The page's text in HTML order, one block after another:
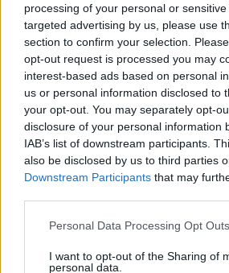
processing of your personal or
targeted advertising by us, please use
section to confirm your selection.
opt-out request is processed you may
interest-based ads based on personal
us or personal information disclosed to
your opt-out. You may separately opt-
disclosure of your personal information
IAB’s list of downstream participants.
also be disclosed by us to third parties
Downstream Participants that may
Personal Data Processing Opt Outs
I want to opt-out of the Sharing of
personal data.
Schauspieler/inJeffrey Dean
Jeffrey Dean Morgan
Sender
Uhrzeit
Sparte
Do
13.8.
Fall - Fear Reaches New
Survivalthriller in
erklimmen einen Funkturm. Als
stürzt, beginnt ein Kampf ums...
Spielfilm/ Thriller
The Resident